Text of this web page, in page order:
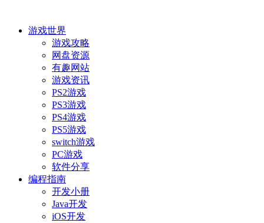
游戏世界
游戏攻略
网盘资源
有趣网站
游戏资讯
PS2游戏
PS3游戏
PS4游戏
PS5游戏
switch游戏
PC游戏
软件分享
编程指南
开发小册
Java开发
iOS开发